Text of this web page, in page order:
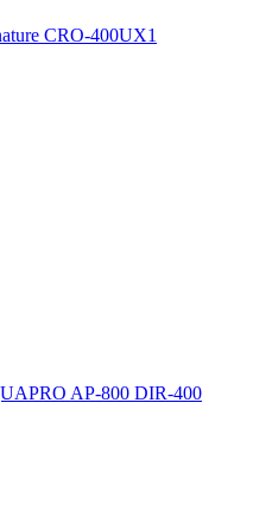
CRO-400UX1
AP-800 DIR-400